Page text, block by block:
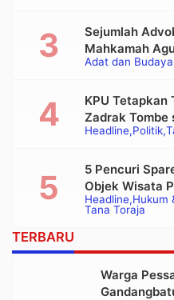
Adat dan Budaya
Sejumlah
Mahkamah
Alat Berat
Headline Politik
KPU Tetapkan
Zadrak Tombe
Bupati Tana
Headline Hukum
Tana Toraja
5 Pencuri
Objek Wisata
Polisi
TERBARU
Warga